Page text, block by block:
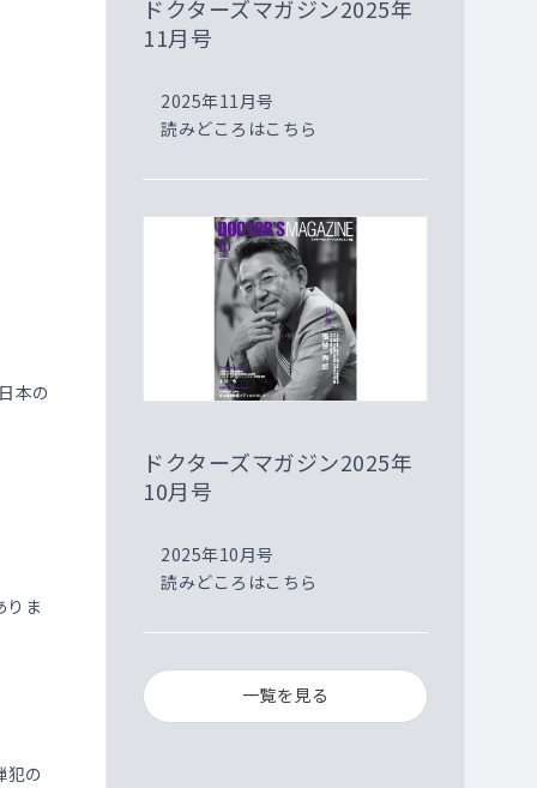
本の
りま
犯の
ドクターズマガジン2025年
11月号
2025年11月号
読みどころはこちら
ドクターズマガジン2025年
10月号
2025年10月号
読みどころはこちら
一覧を見る